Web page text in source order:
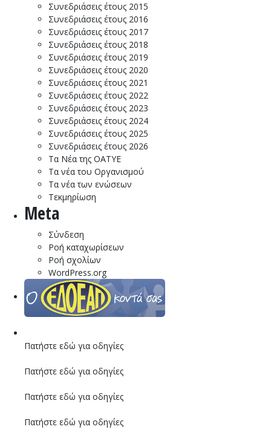
Συνεδριάσεις έτους 2015
Συνεδριάσεις έτους 2016
Συνεδριάσεις έτους 2017
Συνεδριάσεις έτους 2018
Συνεδριάσεις έτους 2019
Συνεδριάσεις έτους 2020
Συνεδριάσεις έτους 2021
Συνεδριάσεις έτους 2022
Συνεδριάσεις έτους 2023
Συνεδριάσεις έτους 2024
Συνεδριάσεις έτους 2025
Συνεδριάσεις έτους 2026
Τα Νέα της ΟΑΤΥΕ
Τα νέα του Οργανισμού
Τα νέα των ενώσεων
Τεκμηρίωση
Meta
Σύνδεση
Ροή καταχωρίσεων
Ροή σχολίων
WordPress.org
Πατήστε εδώ για οδηγίες
Πατήστε εδώ για οδηγίες
Πατήστε εδώ για οδηγίες
Πατήστε εδώ για οδηγίες